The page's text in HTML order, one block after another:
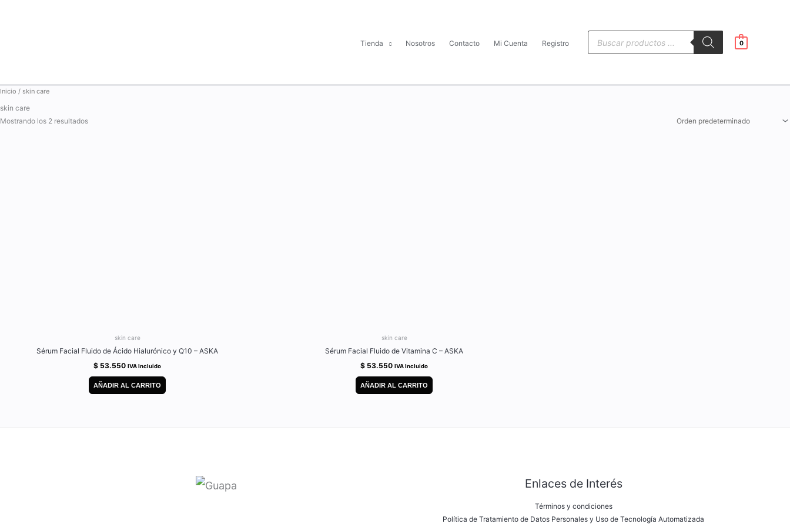
Tienda
Nosotros Contacto Mi Cuenta Registro
Búsqueda
productos
0
Inicio / skin care
skin care
Mostrando los 2 resultados
skin care
Sérum Facial Fluido de Ácido Hialurónico y Q10 – ASKA
$ 53.550 IVA Incluido
AÑADIR AL CARRITO
skin care
Sérum Facial Fluido de Vitamina C – ASKA
$ 53.550 IVA Incluido
AÑADIR AL CARRITO
Enlaces de Interés
Términos y condiciones
Política de Tratamiento de Datos Personales y Uso de Tecnología Automatizada